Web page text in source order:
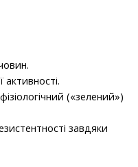
активності.
(«зелений»)
завдяки